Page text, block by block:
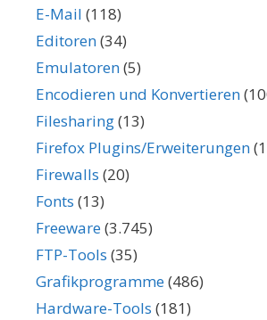
E-Mail (118)
Editoren(34)
Emulatoren(5)
Encodieren und Konvertieren
Filesharing(13)
Firefox Plugins/Erweiterungen
Firewalls (20)
Fonts (13)
Freeware(3.745)
FTP-Tools (35)
Grafikprogramme(486)
Hardware-Tools (181)